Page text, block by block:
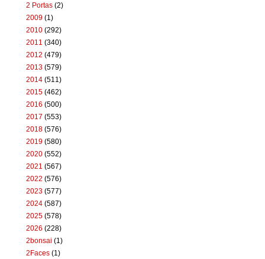
2 Portas (2)
2009 (1)
2010 (292)
2011 (340)
2012 (479)
2013 (579)
2014 (511)
2015 (462)
2016 (500)
2017 (553)
2018 (576)
2019 (580)
2020 (552)
2021 (567)
2022 (576)
2023 (577)
2024 (587)
2025 (578)
2026 (228)
2bonsai (1)
2Faces (1)